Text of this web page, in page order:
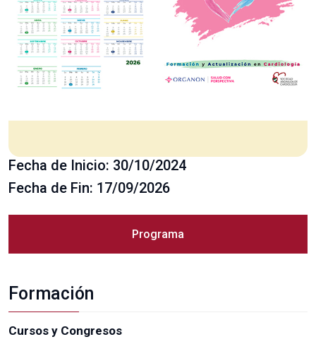
Fecha de Inicio: 30/10/2024
Fecha de Fin: 17/09/2026
Programa
Formación
Cursos y Congresos